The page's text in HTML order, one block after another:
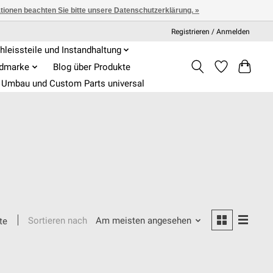
Registrieren / Anmelden
und Instandhaltung
Blog über Produkte
Umbau und Custom Parts universal
Sortieren nach Am meisten angesehen
beachten Sie bitte unsere Datenschutzerklärung. »